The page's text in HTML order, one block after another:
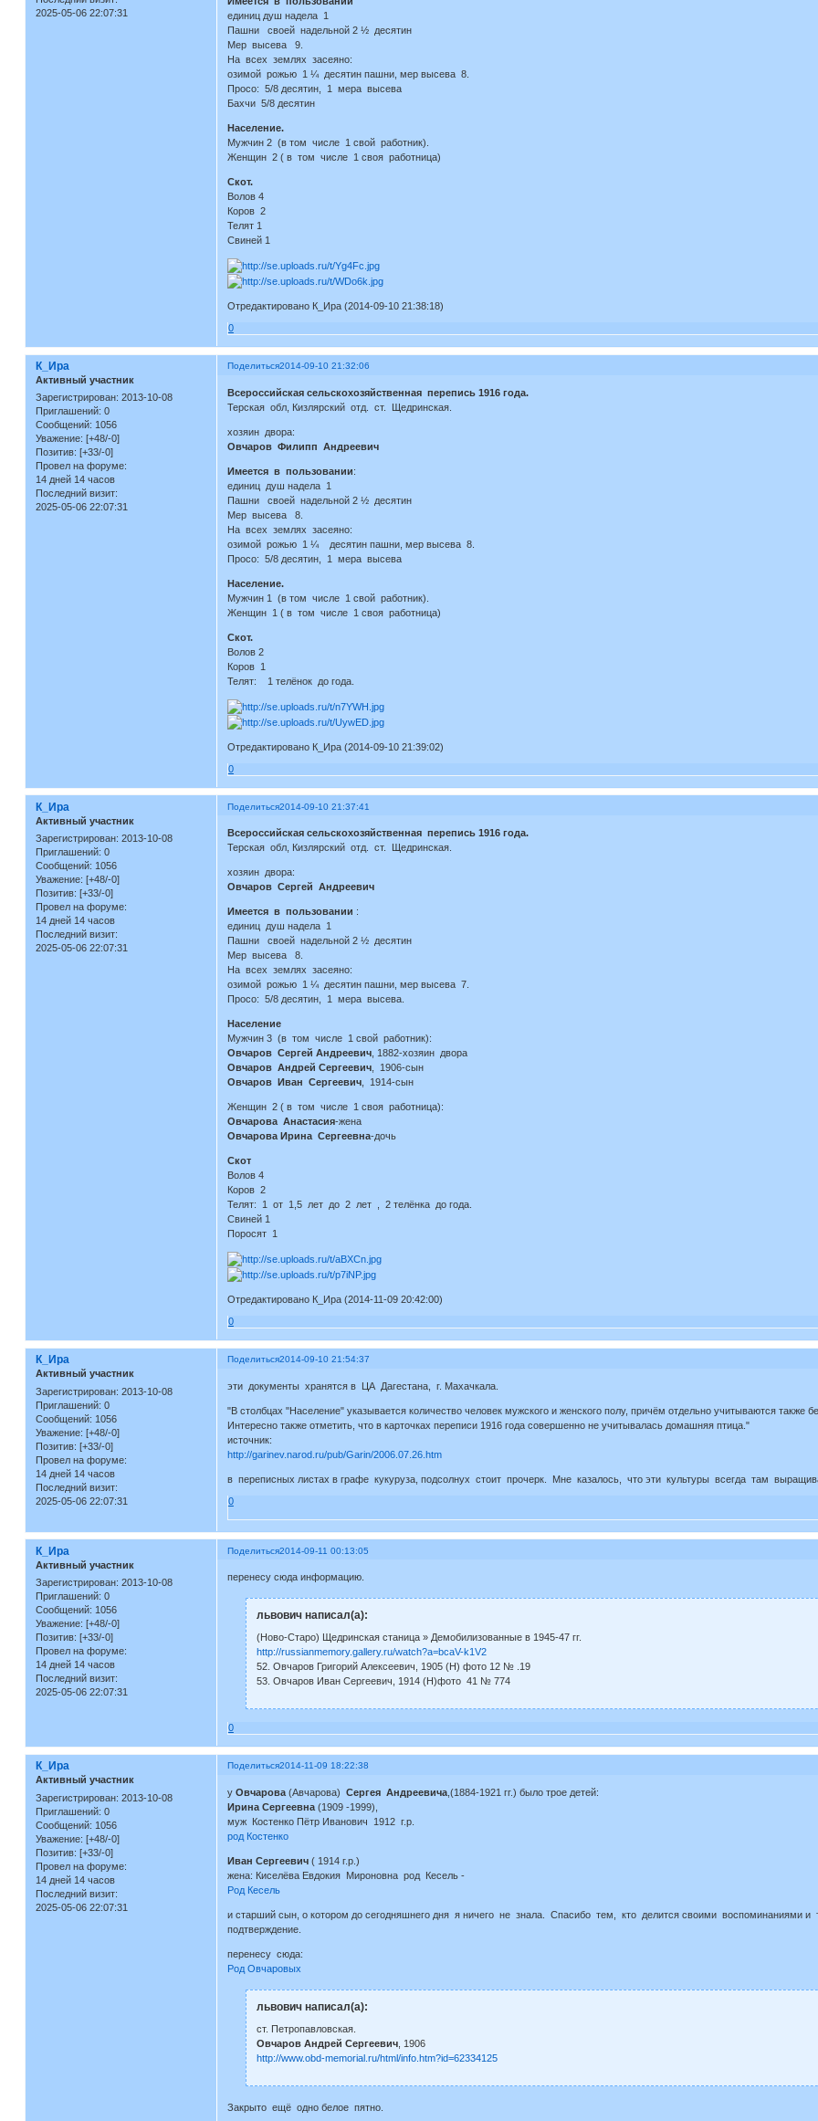
2025-05-06 22:07:31
единиц душ надела 1
Пашни своей надельной 2 ½ десятин
Мер высева 9.
На всех землях засеяно:
озимой рожью 1 ¼ десятин пашни, мер высева 8.
Просо: 5/8 десятин, 1 мера высева
Бахчи 5/8 десятин
Население.
Мужчин 2 (в том числе 1 свой работник).
Женщин 2 ( в том числе 1 своя работница)
Скот.
Волов 4
Коров 2
Телят 1
Свиней 1
Отредактировано К_Ира (2014-09-10 21:38:18)
0
Поделиться2014-09-10 21:32:06
К_Ира
Активный участник
Зарегистрирован: 2013-10-08
Приглашений: 0
Сообщений: 1056
Уважение: [+48/-0]
Позитив: [+33/-0]
Провел на форуме:
14 дней 14 часов
Последний визит:
2025-05-06 22:07:31
Всероссийская сельскохозяйственная перепись 1916 года.
Терская обл, Кизлярский отд. ст. Щедринская.
хозяин двора:
Овчаров Филипп Андреевич
Имеется в пользовании:
единиц душ надела 1
Пашни своей надельной 2 ½ десятин
Мер высева 8.
На всех землях засеяно:
озимой рожью 1 ¼ десятин пашни, мер высева 8.
Просо: 5/8 десятин, 1 мера высева
Население.
Мужчин 1 (в том числе 1 свой работник).
Женщин 1 ( в том числе 1 своя работница)
Скот.
Волов 2
Коров 1
Телят: 1 телёнок до года.
Отредактировано К_Ира (2014-09-10 21:39:02)
0
Поделиться2014-09-10 21:37:41
К_Ира
Активный участник
Зарегистрирован: 2013-10-08
Приглашений: 0
Сообщений: 1056
Уважение: [+48/-0]
Позитив: [+33/-0]
Провел на форуме:
14 дней 14 часов
Последний визит:
2025-05-06 22:07:31
Всероссийская сельскохозяйственная перепись 1916 года.
Терская обл, Кизлярский отд. ст. Щедринская.
хозяин двора:
Овчаров Сергей Андреевич
Имеется в пользовании :
единиц душ надела 1
Пашни своей надельной 2 ½ десятин
Мер высева 8.
На всех землях засеяно:
озимой рожью 1 ¼ десятин пашни, мер высева 7.
Просо: 5/8 десятин, 1 мера высева.
Население
Мужчин 3 (в том числе 1 свой работник):
Овчаров Сергей Андреевич, 1882-хозяин двора
Овчаров Андрей Сергеевич, 1906-сын
Овчаров Иван Сергеевич, 1914-сын
Женщин 2 ( в том числе 1 своя работница):
Овчарова Анастасия-жена
Овчарова Ирина Сергеевна-дочь
Скот
Волов 4
Коров 2
Телят: 1 от 1,5 лет до 2 лет , 2 телёнка до года.
Свиней 1
Поросят 1
Отредактировано К_Ира (2014-11-09 20:42:00)
0
Поделиться2014-09-10 21:54:37
К_Ира
Активный участник
Зарегистрирован: 2013-10-08
Приглашений: 0
Сообщений: 1056
Уважение: [+48/-0]
Позитив: [+33/-0]
Провел на форуме:
14 дней 14 часов
Последний визит:
2025-05-06 22:07:31
эти документы хранятся в ЦА Дагестана, г. Махачкала.
"В столбцах "Население" указывается количество человек мужского и женского полу, причём отдельно учитываются
Интересно также отметить, что в карточках переписи 1916 года совершенно не учитывалась домашняя птица."
источник:
http://garinev.narod.ru/pub/Garin/2006.07.26.htm
в переписных листах в графе кукуруза, подсолнух стоит прочерк. Мне казалось, что эти культуры всегда там
0
Поделиться2014-09-11 00:13:05
К_Ира
Активный участник
Зарегистрирован: 2013-10-08
Приглашений: 0
Сообщений: 1056
Уважение: [+48/-0]
Позитив: [+33/-0]
Провел на форуме:
14 дней 14 часов
Последний визит:
2025-05-06 22:07:31
перенесу сюда информацию.
львович написал(а):
(Ново-Старо) Щедринская станица » Демобилизованные в 1945-47 гг.
http://russianmemory.gallery.ru/watch?a=bcaV-k1V2
52. Овчаров Григорий Алексеевич, 1905 (Н) фото 12 № .19
53. Овчаров Иван Сергеевич, 1914 (Н)фото 41 № 774
0
Поделиться2014-11-09 18:22:38
К_Ира
Активный участник
Зарегистрирован: 2013-10-08
Приглашений: 0
Сообщений: 1056
Уважение: [+48/-0]
Позитив: [+33/-0]
Провел на форуме:
14 дней 14 часов
Последний визит:
2025-05-06 22:07:31
у Овчарова(Авчарова) Сергея Андреевича,(1884-1921 гг.) было трое детей:
Ирина Сергеевна(1909 -1999),
муж Костенко Пётр Иванович 1912 г.р.
род Костенко
Иван Сергеевич( 1914 г.р.)
жена: Киселёва Евдокия Мироновна род Кесель -
Род Кесель
и старший сын, о котором до сегодняшнего дня я ничего не знала. Спасибо тем, кто делится своими воспоминаниями
подтверждение.
перенесу сюда:
Род Овчаровых
львович написал(а):
ст. Петропавловская.
Овчаров Андрей Сергеевич, 1906
http://www.obd-memorial.ru/html/info.htm?id=62334125
Закрыто ещё одно белое пятно.